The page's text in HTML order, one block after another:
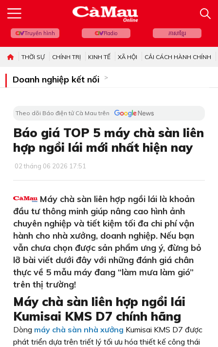
Truyền hình Radio ភាសាខ្មែរ
THỜI SỰ CHÍNH TRỊ KINH TẾ XÃ HỘI CẢI CÁCH HÀNH CHÍNH
Doanh nghiệp kết nối
Theo dõi Báo điện tử Cà Mau trên
Báo giá TOP 5 máy chà sàn liên
hợp ngồi lái mới nhất hiện nay
02 tháng 06 2026 17:51
Máy chà sàn liên hợp ngồi lái là khoản
đầu tư thông minh giúp nâng cao hình ảnh
chuyên nghiệp và tiết kiệm tối đa chi phí vận
hành cho nhà xưởng, doanh nghiệp. Nếu bạn
vẫn chưa chọn được sản phẩm ưng ý, đừng bỏ
lỡ bài viết dưới đây với những đánh giá chân
thực về 5 mẫu máy đang “làm mưa làm gió”
trên thị trường!
Máy chà sàn liên hợp ngồi lái
Kumisai KMS D7 chính hãng
Dòng máy chà sàn nhà xưởng Kumisai KMS D7 được
phát triển dựa trên triết lý tối ưu hóa thiết kế công thái